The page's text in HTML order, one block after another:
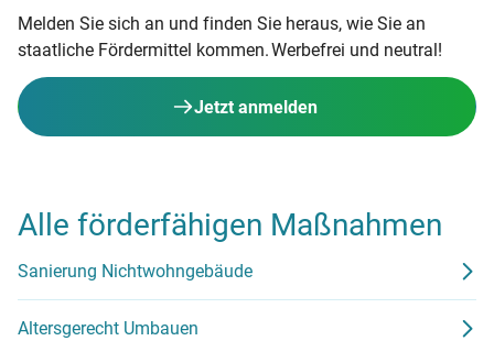
Melden Sie sich an und finden Sie heraus, wie Sie an
staatliche Fördermittel kommen. Werbefrei und neutral!
Jetzt anmelden
Alle förderfähigen Maßnahmen
Sanierung Nichtwohngebäude
Altersgerecht Umbauen